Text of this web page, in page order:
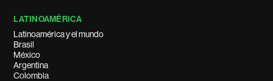
LATINOAMÉRICA
Latinoamérica y el mundo
Brasil
México
Argentina
Colombia